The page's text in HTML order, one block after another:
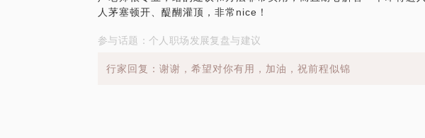
人茅塞顿开、醍醐灌顶，非常nice！
参与话题：个人职场发展复盘与建议
行家回复：谢谢，希望对你有用，加油，祝前程似锦